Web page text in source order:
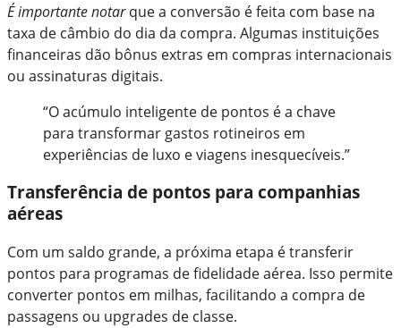
É importante notarque a conversão é feita com base na
taxa de câmbio do dia da compra. Algumas instituições
financeiras dão bônus extras em compras internacionais
ou assinaturas digitais.
“O acúmulo inteligente de pontos é a chave
para transformar gastos rotineiros em
experiências de luxo e viagens inesquecíveis.”
Transferência de pontos para companhias
aéreas
Com um saldo grande, a próxima etapa é transferir
pontos para programas de fidelidade aérea. Isso permite
converter pontos em milhas, facilitando a compra de
passagens ou upgrades de classe.